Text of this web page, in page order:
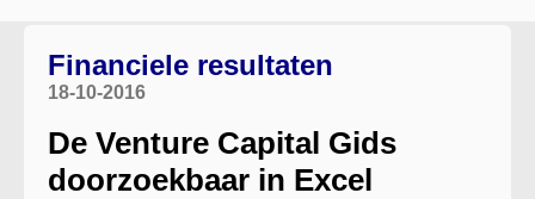
Financiele resultaten
18-10-2016
De Venture Capital Gids
doorzoekbaar in Excel